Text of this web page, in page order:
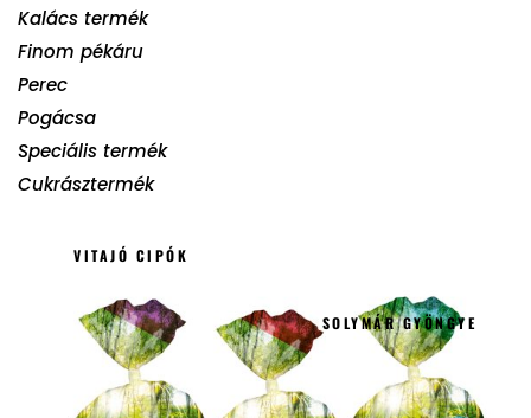
Kalács termék
Finom pékáru
Perec
Pogácsa
Speciális termék
Cukrásztermék
VITAJÓ CIPÓK
SOLYMÁR GYÖNGYE